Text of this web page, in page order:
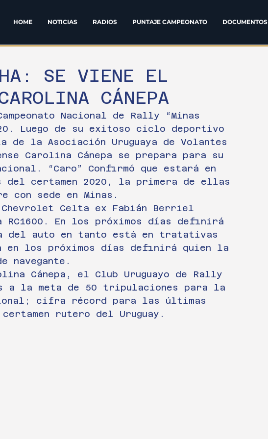
HOME NOTICIAS RADIOS PUNTAJE CAMPEONATO DOCUMENTOS
SE VIENE EL
CÁNEPA
Nacional de Rally “Minas
Luego de su exitoso ciclo deportivo
de la Asociación Uruguaya de Volantes
Carolina Cánepa se prepara para su
“Caro” Confirmó que estará en
del certamen 2020, la primera de ellas
con sede en Minas.
Celta ex Fabián Berriel
En los próximos días definirá
auto en tanto está en tratativas
en los próximos días definirá quien la
navegante.
Cánepa, el Club Uruguayo de Rally
a la meta de 50 tripulaciones para la
cifra récord para las últimas
certamen rutero del Uruguay.